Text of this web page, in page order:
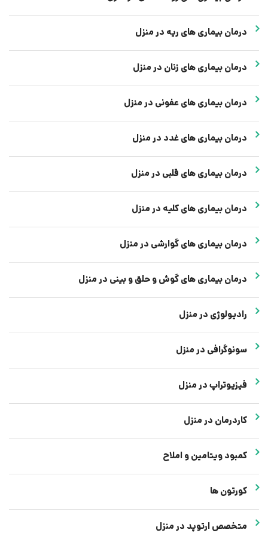
درمان بیماری های ریه در منزل
درمان بیماری های زنان در منزل
درمان بیماری های عفونی در منزل
درمان بیماری های غدد در منزل
درمان بیماری های قلبی در منزل
درمان بیماری های کلیه در منزل
درمان بیماری های گوارشی در منزل
درمان بیماری های گوش و حلق و بینی در منزل
رادیولوژی در منزل
سونوگرافی در منزل
فیزیوتراپ در منزل
کاردرمان در منزل
کمبود ویتامین و املاح
کورتون ها
متخصص ارتوپد در منزل